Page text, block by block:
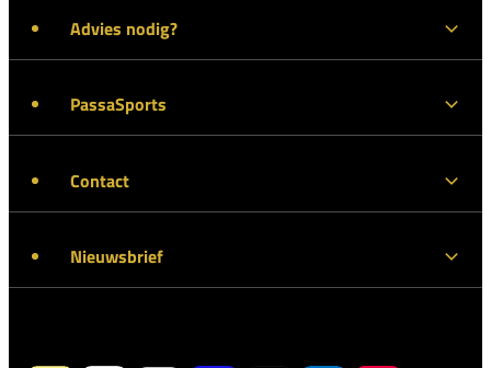
Advies nodig?
PassaSports
Contact
Nieuwsbrief